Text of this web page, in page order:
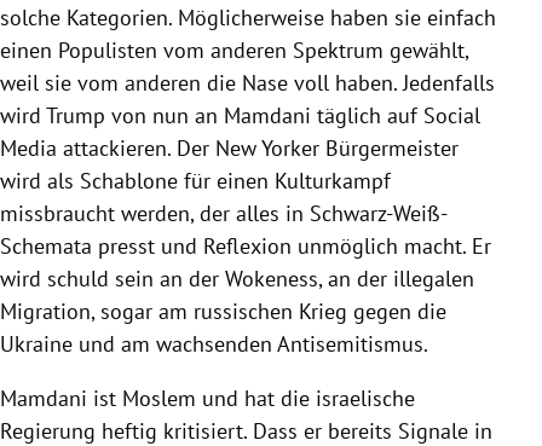
solche Kategorien. Möglicherweise haben sie einfach
einen Populisten vom anderen Spektrum gewählt,
weil sie vom anderen die Nase voll haben. Jedenfalls
wird Trump von nun an Mamdani täglich auf Social
Media attackieren. Der New Yorker Bürgermeister
wird als Schablone für einen Kulturkampf
missbraucht werden, der alles in Schwarz-Weiß-
Schemata presst und Reflexion unmöglich macht. Er
wird schuld sein an der Wokeness, an der illegalen
Migration, sogar am russischen Krieg gegen die
Ukraine und am wachsenden Antisemitismus.
Mamdani ist Moslem und hat die israelische
Regierung heftig kritisiert. Dass er bereits Signale in